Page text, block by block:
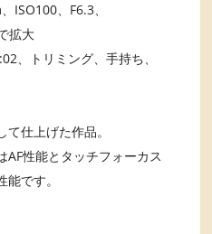
ISO100、F6.3、
拡大
、トリミング、手持ち、
仕上げた作品。
AF性能とタッチフォーカス
です。